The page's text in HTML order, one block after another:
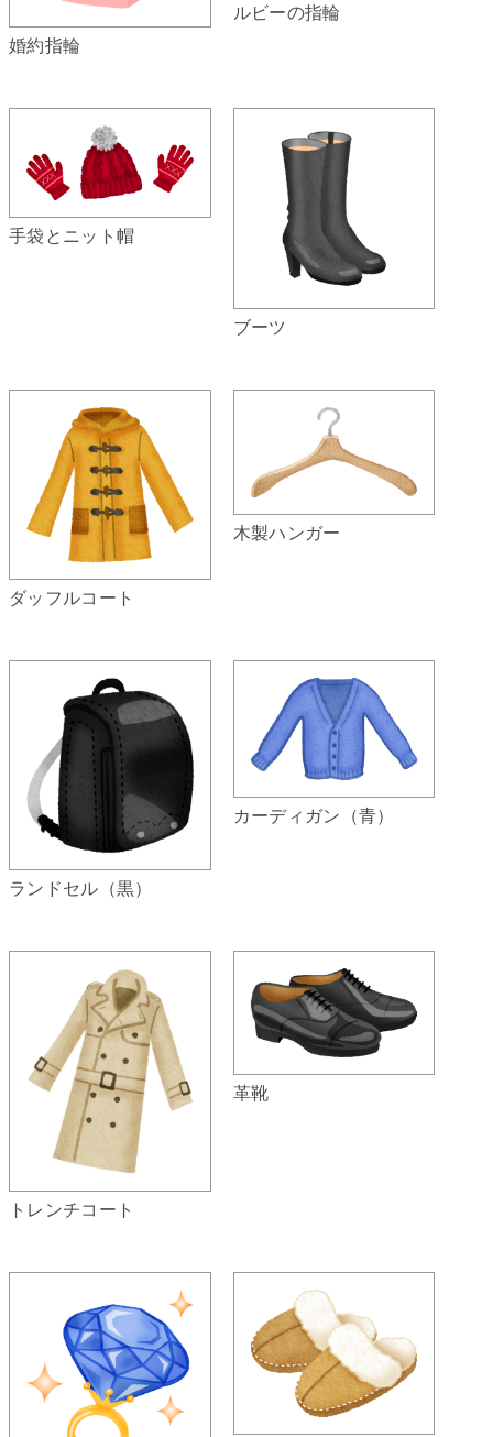
婚約指輪
ルビーの指輪
手袋とニット帽
ブーツ
ダッフルコート
木製ハンガー
ランドセル（黒）
カーディガン（青）
トレンチコート
革靴